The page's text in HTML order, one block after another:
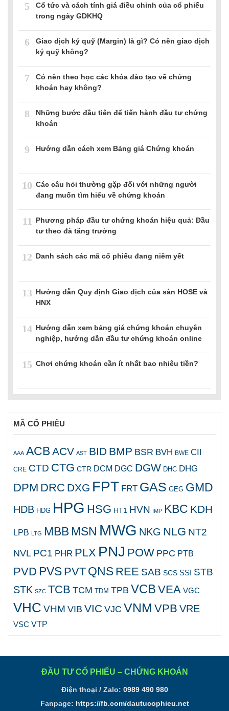
5
Cổ tức và cách tính giá điều chỉnh của cổ phiếu
trong ngày GDKHQ
6
Giao dịch ký quỹ (Margin) là gì? Có nên giao dịch
ký quỹ không?
7
Có nên theo học các khóa đào tạo về chứng
khoán hay không?
8
Những bước đầu tiên để tiến hành đầu tư chứng
khoán
9 Hướng dẫn cách xem Bảng giá Chứng khoán
10 Các câu hỏi thường gặp đối với những người
đang muốn tìm hiểu về chứng khoán
11
Phương pháp đầu tư chứng khoán hiệu quả: Đầu
tư theo đà tăng trưởng
12 Danh sách các mã cổ phiếu đang niêm yết
13 Hướng dẫn Quy định Giao dịch của sàn HOSE và
HNX
14 Hướng dẫn xem bảng giá chứng khoán chuyên
nghiệp, hướng dẫn đầu tư chứng khoán online
15 Chơi chứng khoán cần ít nhất bao nhiêu tiền?
MÃ CỔ PHIẾU
AAA ACBACV AST BID BMP BSR BVH BWE CII
CRE CTD CTG CTR DCM DGC DGW DHC DHG
DPM DRC DXG FPT FRT GAS GEG GMD
HDB HDG HPG HSG HT1 HVN IMP KBC KDH
LPB LTG MBBMSN MWG NKG NLG NT2
NVL PC1 PHR PLX PNJ POW PPC PTB
PVD PVS PVT QNS REE SAB SCS SSI STB
STK SZC TCB TCM TDM TPB VCB VEA VGC
VHC VHM VIB VICVJC VNM VPB VRE
VSC VTP
ĐẦU TƯ CỔ PHIẾU – CHỨNG KHOÁN
Điện thoại / Zalo: 0989 490 980
Fanpage: https://fb.com/dautucophieu.net